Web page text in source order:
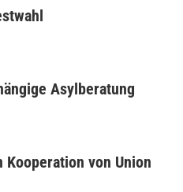
Asylberatung
Kooperation von Union